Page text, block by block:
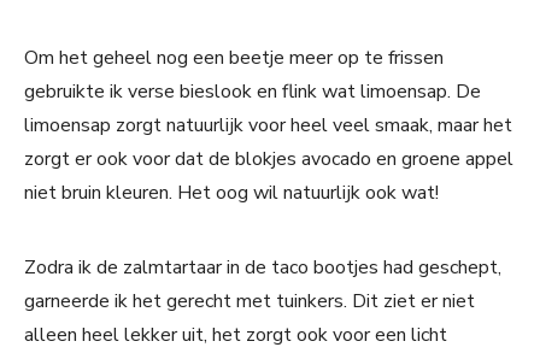
Om het geheel nog een beetje meer op te frissen
gebruikte ik verse bieslook en flink wat limoensap. De
limoensap zorgt natuurlijk voor heel veel smaak, maar het
zorgt er ook voor dat de blokjes avocado en groene appel
niet bruin kleuren. Het oog wil natuurlijk ook wat!
Zodra ik de zalmtartaar in de taco bootjes had geschept,
garneerde ik het gerecht met tuinkers. Dit ziet er niet
alleen heel lekker uit, het zorgt ook voor een licht